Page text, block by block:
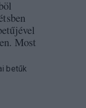
Most
betűk